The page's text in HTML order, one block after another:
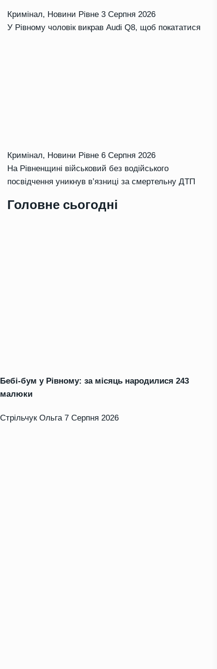
Кримінал, Новини Рівне 3 Серпня 2026
У Рівному чоловік викрав Audi Q8, щоб покататися
Кримінал, Новини Рівне 6 Серпня 2026
На Рівненщині військовий без водійського
посвідчення уникнув в’язниці за смертельну ДТП
Головне сьогодні
Бебі-бум у Рівному: за місяць народилися 243
малюки
Стрільчук Ольга 7 Серпня 2026